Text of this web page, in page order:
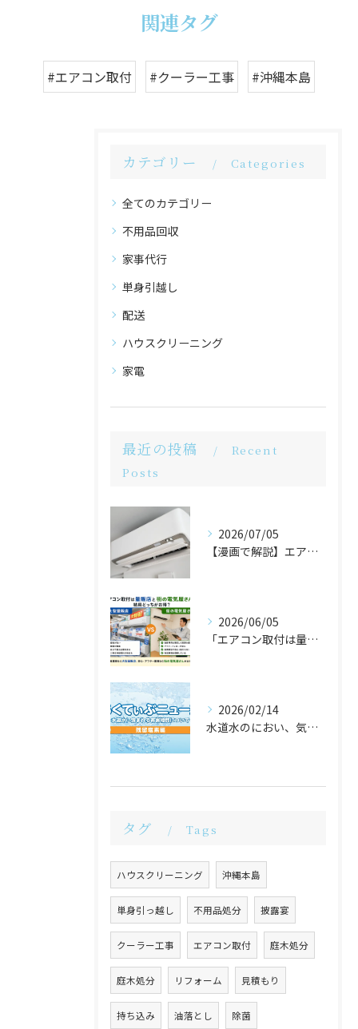
関連タグ
#エアコン取付 #クーラー工事 #沖縄本島
カテゴリー Categories
全てのカテゴリー
不用品回収
家事代行
単身引越し
配送
ハウスクリーニング
家電
最近の投稿
Recent
Posts
2026/07/05
【漫画で解説】エアコンは量販店と街の電気屋さんどっちがお得？後悔しない選び方
2026/06/05
「エアコン取付は量販店と街の電気屋さんどっちがお得？沖縄で失敗しない選び方」
2026/02/14
水道水のにおい、気になりませんか？
タグ Tags
ハウスクリーニング 沖縄本島
単身引っ越し 不用品処分 披露宴
クーラー工事 エアコン取付 庭木処分
庭木処分 リフォーム 見積もり
持ち込み 油落とし 除菌